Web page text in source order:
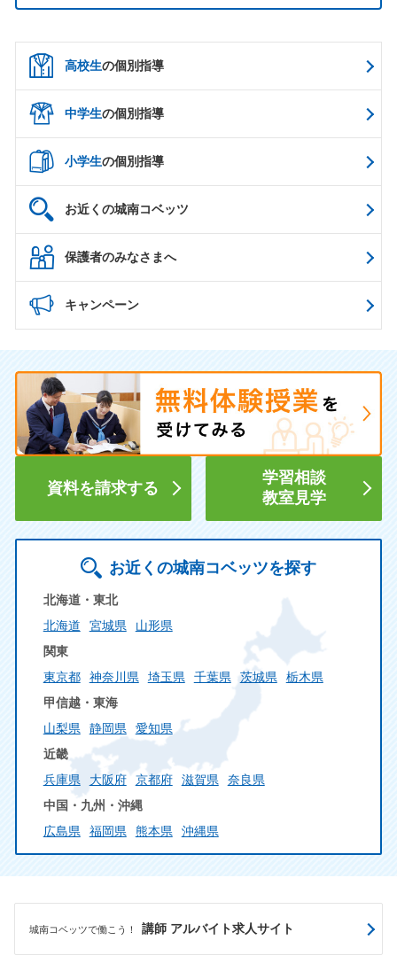
高校生の個別指導
中学生の個別指導
小学生の個別指導
お近くの城南コベッツ
保護者のみなさまへ
キャンペーン
資料を請求する
学習相談
教室見学
お近くの城南コベッツを探す
北海道・東北
北海道
宮城県
山形県
関東
東京都
神奈川県 埼玉県 千葉県 茨城県
栃木県
甲信越・東海
山梨県
静岡県
愛知県
近畿
兵庫県
大阪府 京都府 滋賀県
奈良県
中国・九州・沖縄
広島県
福岡県 熊本県 沖縄県
城南コベッツで働こう！ 講師 アルバイト求人サイト